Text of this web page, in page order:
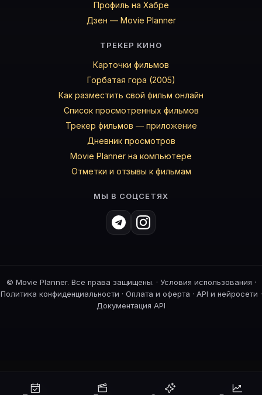
Профиль на Хабре
Дзен — Movie Planner
ТРЕКЕР КИНО
Карточки фильмов
Горбатая гора (2005)
Как разместить свой фильм онлайн
Список просмотренных фильмов
Трекер фильмов — приложение
Дневник просмотров
Movie Planner на компьютере
Отметки и отзывы к фильмам
МЫ В СОЦСЕТЯХ
© Movie Planner. Все права защищены. · Условия использования ·
Политика конфиденциальности · Оплата и оферта · API и нейросети ·
Документация API